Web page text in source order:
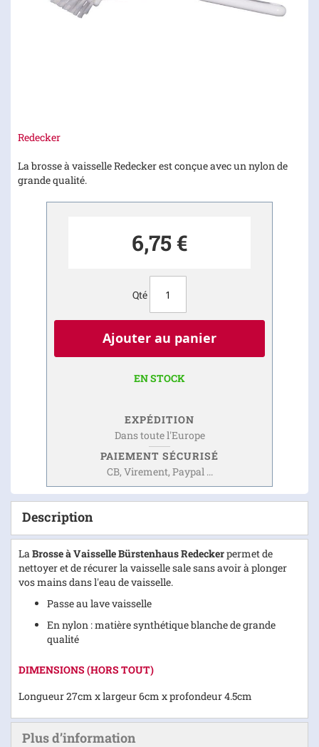
Redecker
La brosse à vaisselle Redecker est conçue avec un nylon de
grande qualité.
6,75 €
Qté
Ajouter au panier
EN STOCK
EXPÉDITION
Dans toute l'Europe
PAIEMENT SÉCURISÉ
CB, Virement, Paypal ...
Skip
the
beginning
Description
LaBrosse à Vaisselle Bürstenhaus Redeckerpermet de
nettoyer et de récurer la vaisselle sale sans avoir à plonger
vos mains dans l'eau de vaisselle.
Passe au lave vaisselle
En nylon : matière synthétique blanche de grande
qualité
DIMENSIONS (HORS TOUT)
Longueur 27cm x largeur 6cm x profondeur 4.5cm
Plus d’information